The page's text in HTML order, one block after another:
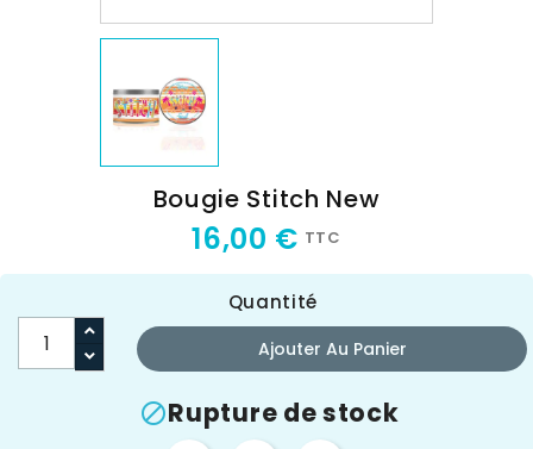
Bougie Stitch New
16,00 € TTC
Quantité
Ajouter Au Panier
Rupture de stock